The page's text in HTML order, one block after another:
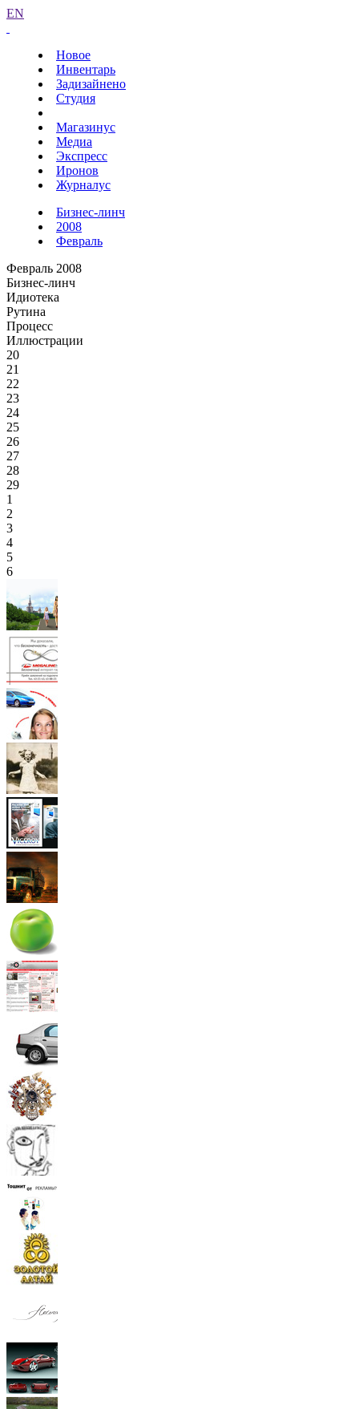
EN
Новое
Инвентарь
Задизайнено
Студия
Магазинус
Медиа
Экспресс
Иронов
Журналус
Бизнес-линч
2008
Февраль
Февраль 2008
Бизнес-линч
Идиотека
Рутина
Процесс
Иллюстрации
20
21
22
23
24
25
26
27
28
29
1
2
3
4
5
6